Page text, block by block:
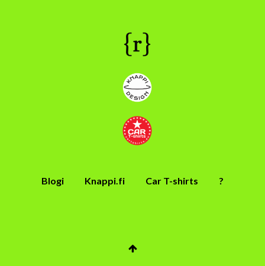
Blogi Knappi.fi Car T-shirts ?